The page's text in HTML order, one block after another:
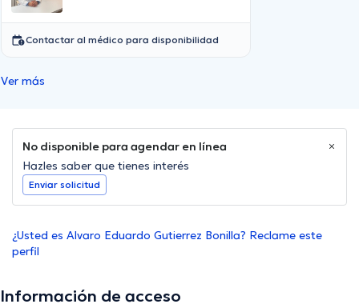
Contactar al médico para disponibilidad
Ver más
No disponible para agendar en línea
Hazles saber que tienes interés
Enviar solicitud
¿Usted es Alvaro Eduardo Gutierrez Bonilla? Reclame este
perfil
Información de acceso